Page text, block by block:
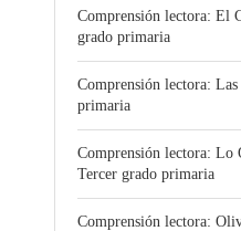
Comprensión lectora: El
grado primaria
Comprensión lectora:
primaria
Comprensión lectora: Lo
Tercer grado primaria
Comprensión lectora: